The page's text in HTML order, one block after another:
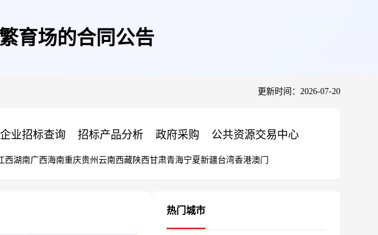
育场的合同公告
更新时间：2026-07-20
企业招标查询 招标产品分析 政府采购 公共资源交易中心
西湖南广西海南重庆贵州 云南西藏陕西甘肃青海宁夏新疆台湾香港澳门
热门城市